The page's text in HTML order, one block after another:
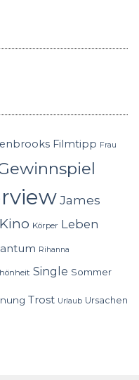
Filmtipp Frau
James
Kino Körper Leben
Rihanna
Single Sommer
Trost Urlaub Ursachen